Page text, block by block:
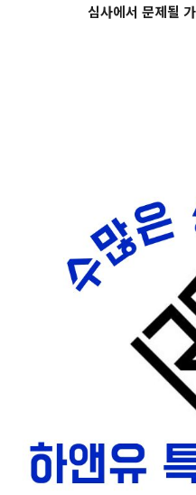
심사에서 문제될